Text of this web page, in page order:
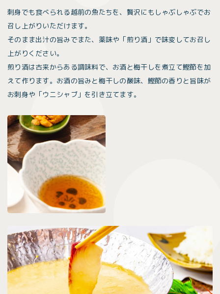
刺身でも食べられる越前の魚たちを、贅沢にもしゃぶしゃぶでお
召し上がりいただけます。
そのまま出汁の旨みでまた、薬味や「煎り酒」で味変してお召し
上がりください。
煎り酒は古来からある調味料で、お酒と梅干しを煮立て鰹節を加
えて作ります。お酒の旨みと梅干しの酸味、鰹節の香りと旨味が
お刺身や「ウニシャブ」を引き立てます。